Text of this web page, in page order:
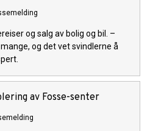
og salg av bolig og bil. –
og det vet svindlerne å
av Fosse-senter